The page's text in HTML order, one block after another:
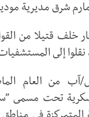
شرق مديرية
خلف قتيلا من
إلى
من العام
تحت مسمى